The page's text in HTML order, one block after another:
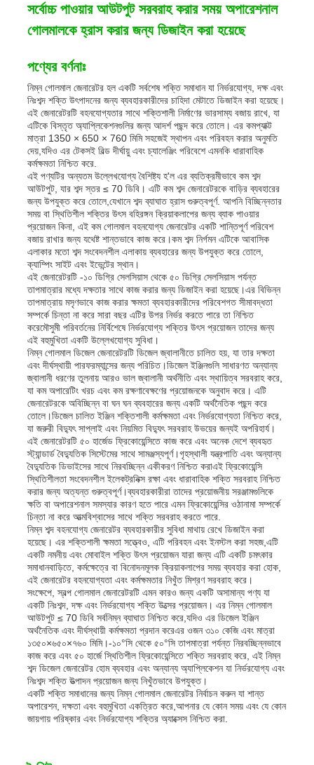
বাড়ি
পণ্য
ভিডিও
আমাদের সম্পর্কে
কারখানা ভ্রমণ
মান নিয়ন্ত্রণ
আমাদের সাথে যোগাযোগ করুন
খবর
সব ক্ষেত্রেই
সর্বোচ্চ পাওয়ার আউটপুট সরবরাহ করার সময় অপারেশনাল
গোলমালকে হ্রাস করার জন্য ডিজাইন করা হয়েছে
পণ্যের বর্ণনাঃ
নিম্ন গোলমাল জেনারেটর হল একটি সর্বশেষ শক্তি সমাধান যা নির্ভরযোগ্য, দক্ষ এবং
নিঃশব্দ শক্তি উৎপাদনের জন্য ব্যবহারকারীদের চাহিদা মেটাতে ডিজাইন করা হয়েছে।
এই জেনারেটরটি বহনযোগ্যতার সাথে শক্তিশালী নির্মাণের ভারসাম্য বজায় রাখে, যা
এটিকে বিস্তৃত অ্যাপ্লিকেশনগুলির জন্য আদর্শ পছন্দ করে তোলে। এর কমপ্যাক্ট
মাত্রা 1350 × 650 × 760 মিমি সহজেই স্থাপন এবং পরিবহন করার অনুমতি
দেয়,যদিও এর টেকসই বিল্ড দীর্ঘায়ু এবং চ্যালেঞ্জিং পরিবেশে এমনকি ধারাবাহিক
কর্মক্ষমতা নিশ্চিত করে.
এই পণ্যটির অন্যতম উল্লেখযোগ্য বৈশিষ্ট্য হ'ল এর ব্যতিক্রমীভাবে কম শব্দ
আউটপুট, যার শব্দ স্তর ≤ 70 ডিবি। এটি কম শব্দ জেনারেটরকে বাড়ির ব্যবহারের
জন্য উপযুক্ত করে তোলে,যেখানে শব্দ ব্যাঘাত হ্রাস গুরুত্বপূর্ণ. আপনি বিচ্ছিন্নতার
সময় বা স্থিতিশীল শক্তির উৎস বহিরঙ্গন ক্রিয়াকলাপের জন্য ব্যাক পাওয়ার
প্রয়োজন কিনা, এই কম গোলমাল বহনযোগ্য জেনারেটর একটি শান্তিপূর্ণ পরিবেশ
বজায় রাখার জন্য যথেষ্ট শান্তভাবে কাজ করে।কম শব্দ নির্গমন এটিকে আবাসিক
এলাকার মতো শব্দ সংবেদনশীল এলাকায় ব্যবহারের জন্য উপযুক্ত করে তোলে,
ক্যাম্পিং সাইট এবং ইভেন্টের স্থান।
এই জেনারেটরটি -১০ ডিগ্রি সেলসিয়াস থেকে ৫০ ডিগ্রি সেলসিয়াস পর্যন্ত
তাপমাত্রার মধ্যে দক্ষতার সাথে কাজ করার জন্য ডিজাইন করা হয়েছে।এর বিভিন্ন
তাপমাত্রায় মসৃণভাবে কাজ করার ক্ষমতা ব্যবহারকারীদের পরিবেশগত সীমাবদ্ধতা
সম্পর্কে চিন্তা না করে সারা বছর এটির উপর নির্ভর করতে পারে তা নিশ্চিত
করেমৌসুমী পরিবর্তনের নির্বিশেষে নির্ভরযোগ্য শক্তির উৎস প্রয়োজন তাদের জন্য
এই বহুমুখিতা একটি উল্লেখযোগ্য সুবিধা।
নিম্ন গোলমাল ডিজেল জেনারেটরটি ডিজেল জ্বালানীতে চালিত হয়, যা তার দক্ষতা
এবং দীর্ঘস্থায়ী পারফরম্যান্সের জন্য পরিচিত।ডিজেল ইঞ্জিনগুলি সাধারণত অন্যান্য
জ্বালানী ধরণের তুলনায় আরও ভাল জ্বালানী অর্থনীতি এবং স্থায়িত্ব সরবরাহ করে,
যা কম অপারেটিং খরচ এবং কম রক্ষণাবেক্ষণের প্রয়োজনকে অনুবাদ করে। এটি
জেনারেটরকে অবিচ্ছিন্ন বা ঘন ঘন ব্যবহারের জন্য একটি অর্থনৈতিক পছন্দ করে
তোলে।ডিজেল চালিত ইঞ্জিন শক্তিশালী কর্মক্ষমতা এবং নির্ভরযোগ্যতা নিশ্চিত করে,
যা জরুরী বিদ্যুৎ সাপ্লাই এবং নিয়মিত বিদ্যুৎ সরবরাহ উভয়ের জন্যই অপরিহার্য।
এই জেনারেটরটি ৫০ হার্জেড ফ্রিকোয়েন্সিতে কাজ করে এবং অনেক দেশে ব্যবহৃত
স্ট্যান্ডার্ড বৈদ্যুতিক সিস্টেমের সাথে সামঞ্জস্যপূর্ণ।গৃহস্থালী যন্ত্রপাতি এবং অন্যান্য
বৈদ্যুতিক ডিভাইসের সাথে নিরবচ্ছিন্ন একীকরণ নিশ্চিত করাএই ফ্রিকোয়েন্সি
স্থিতিশীলতা সংবেদনশীল ইলেকট্রনিক্স রক্ষা এবং ধারাবাহিক শক্তি সরবরাহ নিশ্চিত
করার জন্য অত্যন্ত গুরুত্বপূর্ণ।ব্যবহারকারীরা তাদের প্রয়োজনীয় সরঞ্জামগুলিকে
ক্ষতি বা অপারেশনাল সমস্যার কারণ হতে পারে এমন ফ্রিকোয়েন্সির ওঠানামা সম্পর্কে
চিন্তা না করে আত্মবিশ্বাসের সাথে শক্তি সরবরাহ করতে পারে.
নিম্ন শব্দ বহনযোগ্য জেনারেটর ব্যবহারকারীর সুবিধা মাথায় রেখে ডিজাইন করা
হয়েছে। এর শক্তিশালী ক্ষমতা সত্ত্বেও, এটি পরিবহন এবং ইনস্টল করা সহজ,এটি
একটি নমনীয় এবং মোবাইল শক্তি উৎস প্রয়োজন যারা জন্য এটি একটি চমৎকার
সমাধানবাড়িতে, কর্মক্ষেত্রে বা বিনোদনমূলক ক্রিয়াকলাপের সময় ব্যবহার করা হোক,
এই জেনারেটর বহনযোগ্যতা এবং কর্মক্ষমতার নিখুঁত মিশ্রণ সরবরাহ করে।
সংক্ষেপে, স্বল্প গোলমাল জেনারেটরটি এমন কারও জন্য একটি অসামান্য পণ্য যা
একটি নিঃশব্দ, দক্ষ এবং নির্ভরযোগ্য শক্তি উত্সের প্রয়োজন। এর নিম্ন গোলমাল
আউটপুট ≤ 70 ডিবি সর্বনিম্ন ব্যাঘাত নিশ্চিত করে,যদিও এর ডিজেল ইঞ্জিন
অর্থনৈতিক এবং দীর্ঘস্থায়ী কর্মক্ষমতা প্রদান করেএর ওজন ৩১০ কেজি এবং মাত্রা
১৩৫০×৬৫০×৭৬০ মিমি।-১০°সি থেকে ৫০°সি তাপমাত্রা পর্যন্ত নিরবচ্ছিন্নভাবে
কাজ করে এবং ৫০ হার্জে স্থিতিশীল ফ্রিকোয়েন্সিতে শক্তি সরবরাহ করে, এই নিম্ন
শব্দ ডিজেল জেনারেটর হোম ব্যবহার এবং অন্যান্য অ্যাপ্লিকেশন যা নির্ভরযোগ্য এবং
নিঃশব্দ শক্তি উত্পাদন প্রয়োজন জন্য নিখুঁতভাবে উপযুক্ত।
একটি শক্তি সমাধানের জন্য নিম্ন গোলমাল জেনারেটর নির্বাচন করুন যা শান্ত
অপারেশন, দক্ষতা এবং বহুমুখিতা একত্রিত করে,আপনার যে কোন সময় এবং যে কোন
জায়গায় পরিষ্কার এবং নির্ভরযোগ্য শক্তির অ্যাক্সেস নিশ্চিত করা.